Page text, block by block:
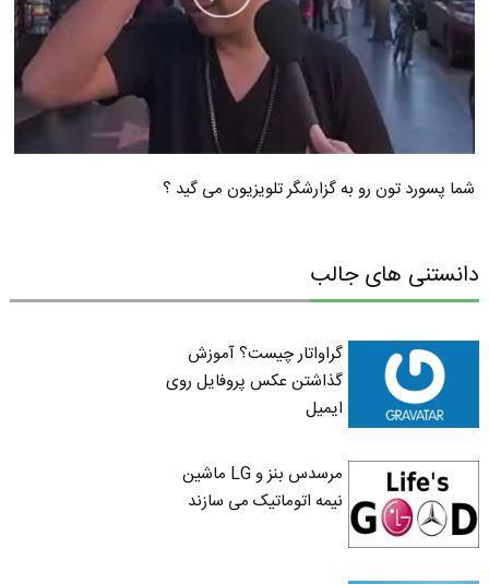
شما پسورد تون رو به گزارشگر تلویزیون می گید ؟
دانستنی های جالب
گراواتار چیست؟ آموزش
گذاشتن عکس پروفایل روی
ایمیل
مرسدس بنز و LG ماشین
نیمه اتوماتیک می سازند